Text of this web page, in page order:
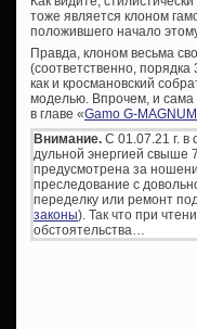
тоже является клоном
положившего начало
Правда, клоном весьма
(соответственно,
как и кросмановский
моделью. Впрочем, и сама
в главе «Gamo G-
Внимание. С 01.07.21 г. в
дульной энергией свыше
предусмотрена за
преследование с
переделку или ремонт
законы). Так что при
обстоятельства…